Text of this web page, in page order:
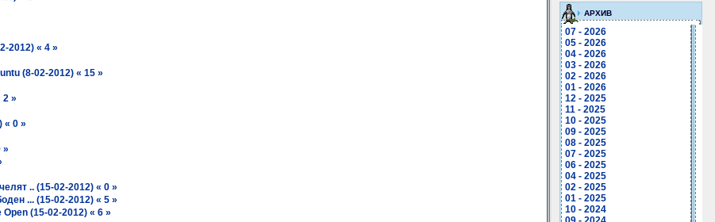
2012) « 4 »
(8-02-2012) « 15 »
2 »
« 0 »
»
.. (15-02-2012) « 0 »
... (15-02-2012) « 5 »
(15-02-2012) « 6 »
АРХИВ
07 - 2026
05 - 2026
04 - 2026
03 - 2026
02 - 2026
01 - 2026
12 - 2025
11 - 2025
10 - 2025
09 - 2025
08 - 2025
07 - 2025
06 - 2025
04 - 2025
02 - 2025
01 - 2025
10 - 2024